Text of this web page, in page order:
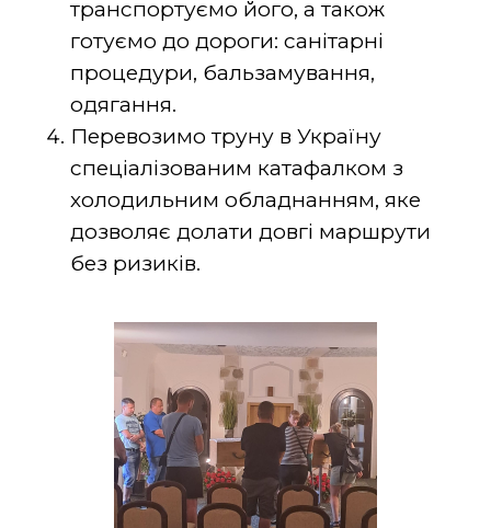
транспортуємо його, а також
готуємо до дороги: санітарні
процедури, бальзамування,
одягання.
Перевозимо труну в Україну
спеціалізованим катафалком з
холодильним обладнанням, яке
дозволяє долати довгі маршрути
без ризиків.